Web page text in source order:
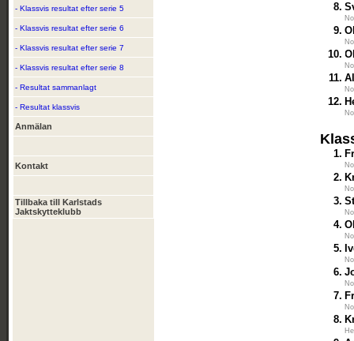
- Klassvis resultat efter serie 5
- Klassvis resultat efter serie 6
- Klassvis resultat efter serie 7
- Klassvis resultat efter serie 8
- Resultat sammanlagt
- Resultat klassvis
Anmälan
Kontakt
Tillbaka till Karlstads
Jaktskytteklubb
8.
9.
10.
11.
12.
1.
2.
3.
4.
5.
6.
7.
8.